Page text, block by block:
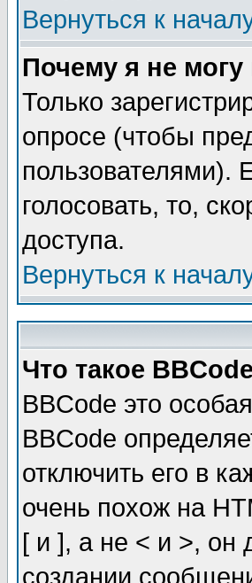
Вернуться к
Почему я не могу
Только
опросе (чтобы
пользователями).
голосовать, то,
доступа.
Вернуться к
Что такое
BBCode это
BBCode
отключить его в
очень похож на
[ и ], а не < и >, он
создании